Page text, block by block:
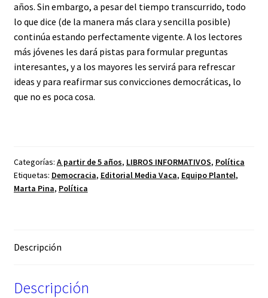
años. Sin embargo, a pesar del tiempo transcurrido, todo
lo que dice (de la manera más clara y sencilla posible)
continúa estando perfectamente vigente. A los lectores
más jóvenes les dará pistas para formular preguntas
interesantes, y a los mayores les servirá para refrescar
ideas y para reafirmar sus convicciones democráticas, lo
que no es poca cosa.
Categorías: A partir de 5 años, LIBROS INFORMATIVOS, Política
Etiquetas: Democracia, Editorial Media Vaca, Equipo Plantel,
Marta Pina, Política
Descripción
Descripción